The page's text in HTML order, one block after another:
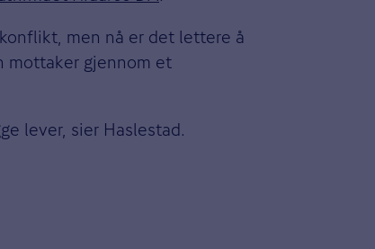
men nå er det lettere å
mottaker gjennom et
lever, sier Haslestad.